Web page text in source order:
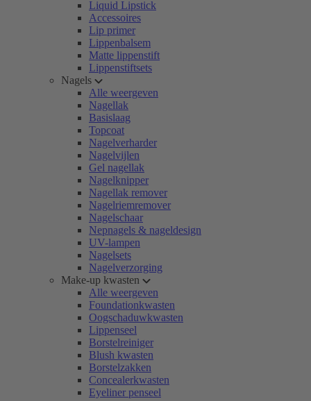
Liquid Lipstick
Accessoires
Lip primer
Lippenbalsem
Matte lippenstift
Lippenstiftsets
Nagels
Alle weergeven
Nagellak
Basislaag
Topcoat
Nagelverharder
Nagelvijlen
Gel nagellak
Nagelknipper
Nagellak remover
Nagelriemremover
Nagelschaar
Nepnagels & nageldesign
UV-lampen
Nagelsets
Nagelverzorging
Make-up kwasten
Alle weergeven
Foundationkwasten
Oogschaduwkwasten
Lippenseel
Borstelreiniger
Blush kwasten
Borstelzakken
Concealerkwasten
Eyeliner penseel